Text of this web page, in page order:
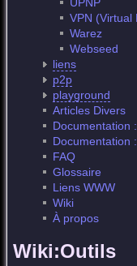
UPNP
VPN (Virtual
Warez
Webseed
liens
p2p
playground
Articles Divers
Documentation
Documentation
FAQ
Glossaire
Liens WWW
Wiki
À propos
Wiki:Outils